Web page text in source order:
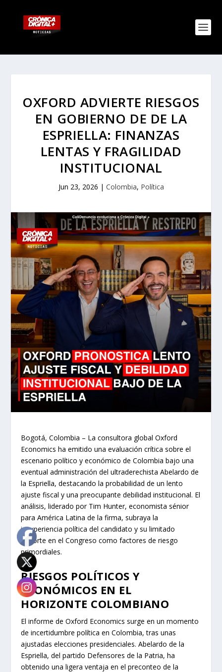
OXFORD ADVIERTE RIESGOS
EN GOBIERNO DE DE LA
ESPRIELLA: FINANZAS
LENTAS Y FRAGILIDAD
INSTITUCIONAL
Jun 23, 2026 | Colombia, Política
Bogotá, Colombia – La consultora global Oxford
Economics ha emitido una evaluación crítica sobre el
escenario político y económico de Colombia bajo una
eventual administración del ultraderechista Abelardo de
la Espriella, destacando la probabilidad de un lento
ajuste fiscal y una preocupante debilidad institucional. El
análisis, liderado por Tim Hunter, economista sénior
para América Latina de la firma, subraya la
inexperiencia política del candidato y su limitado
soporte en el Congreso como factores de riesgo
primordiales.
RIESGOS POLÍTICOS Y
ECONÓMICOS EN EL
HORIZONTE COLOMBIANO
El informe de Oxford Economics surge en un momento
de incertidumbre política en Colombia, tras unas
ajustadas elecciones presidenciales. Abelardo de la
Espriella, del partido Defensores de la Patria, ha
obtenido una ligera ventaja en el preconteo de la